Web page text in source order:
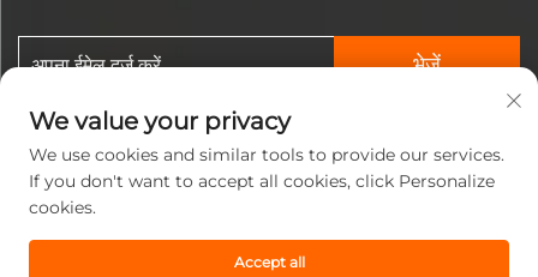
भेजें
कॉपीराइट © 2025 झेजियांग जिनझ़ी
We value your privacy
We use cookies and similar tools to provide our services.
If you don't want to accept all cookies, click Personalize
cookies.
Accept all